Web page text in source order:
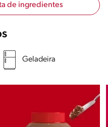
de ingredientes
Geladeira